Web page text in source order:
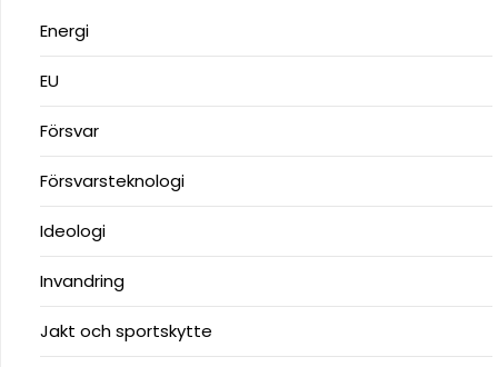
Energi
EU
Försvar
Försvarsteknologi
Ideologi
Invandring
Jakt och sportskytte